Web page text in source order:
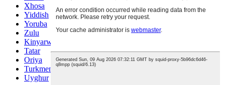
Xhosa
Yiddish
Yoruba
Zulu
Kinyarwanda
Tatar
Oriya
Turkmen
Uyghur